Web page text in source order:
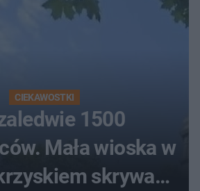
CIEKAWOSTKI
1500
Mała wioska w
skrywa